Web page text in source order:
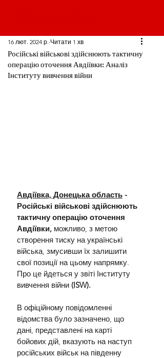
Російські військові здійснюють тактичну
операцію оточення Авдіївки: Аналіз
Інституту вивчення війни
16 лют. 2024 р. Читати 1 хв
Авдіївка, Донецька область -
Російські військові здійснюють
тактичну операцію оточення
Авдіївки, можливо, з метою
створення тиску на українські
війська, змусивши їх залишити
свої позиції на цьому напрямку.
Про це йдеться у звіті Інституту
вивчення війни (ISW).
В офіційному повідомленні
відомства було зазначено, що
дані, представлені на карті
бойових дій, вказують на наступ
російських військ на південну